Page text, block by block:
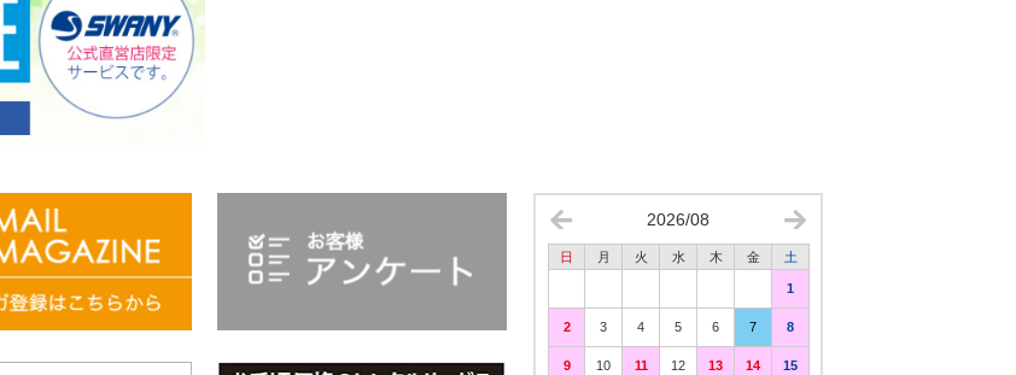
2026/08
日 月 火 水 木 金 土
1
2 3 4 5 6 7 8
9 10 11 12 13 14 15